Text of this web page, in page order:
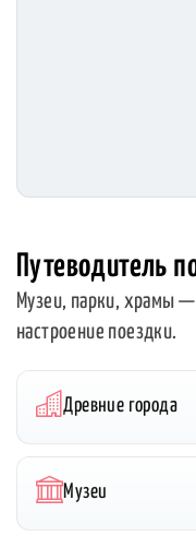
Путеводитель
Музеи, парки, храмы
настроение поездки.
Древние города
Музеи